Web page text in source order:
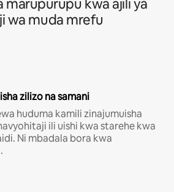
marupurupu kwa ajili ya
wa muda mrefu
zilizo na samani
huduma kamili zinajumuisha
ili uishi kwa starehe kwa
Ni mbadala bora kwa